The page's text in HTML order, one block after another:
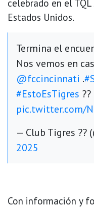
celebrado en el
Estados Unidos.
Termina el
Nos vemos en
@fccincinnati .
#EstoEsTigres ??
pic.twitter.com/
— Club Tigres ??
2025
Con información y